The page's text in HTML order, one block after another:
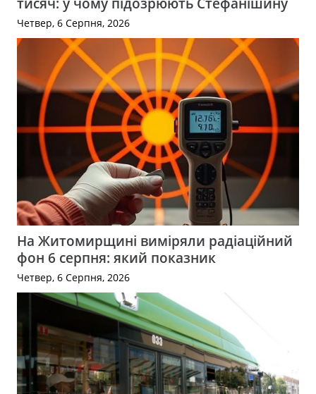
Четвер, 6 Серпня, 2026
На Житомирщині виміряли радіаційний
фон 6 серпня: який показник
Четвер, 6 Серпня, 2026